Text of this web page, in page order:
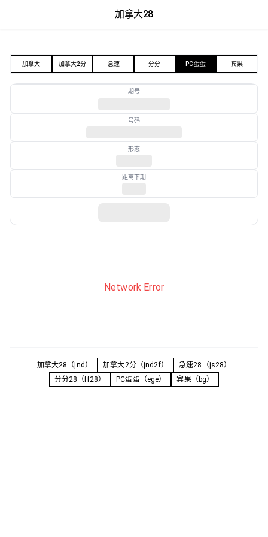
加拿大28
加拿大 加拿大2分 急速 分分 PC蛋蛋 宾果
期号
号码
形态
距离下期
Network Error
加拿大28（jnd） 加拿大2分（jnd2f）
急速28（js28）
分分28（ff28）
PC蛋蛋（ege） 宾果（bg）